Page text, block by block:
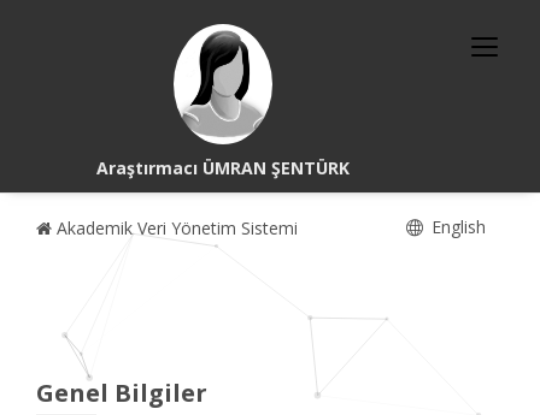
Araştırmacı ÜMRAN ŞENTÜRK
Akademik Veri Yönetim Sistemi English
Genel Bilgiler